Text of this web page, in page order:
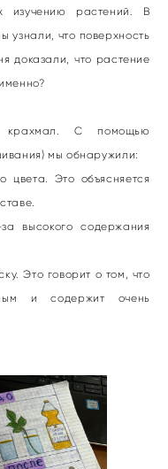
изучению растений. В
что поверхность
доказали, что растение
крахмал. С помощью
мы обнаружили:
цвета. Это объясняется
высокого содержания
Это говорит о том, что
и содержит очень